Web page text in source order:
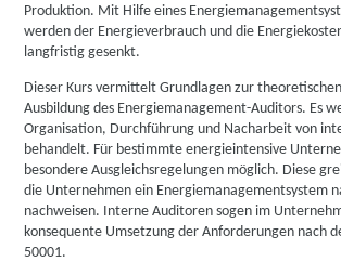
Produktion. Mit Hilfe eines
werden der Energieverbrauch und die
langfristig gesenkt.
Dieser Kurs vermittelt Grundlagen zur
Ausbildung des Energiemanagement-Auditors. Es
Organisation, Durchführung und Nacharbeit von
behandelt. Für bestimmte energieintensive
besondere Ausgleichsregelungen möglich. Diese
die Unternehmen ein Energiemanagementsystem
nachweisen. Interne Auditoren sogen im
konsequente Umsetzung der Anforderungen nach
50001.